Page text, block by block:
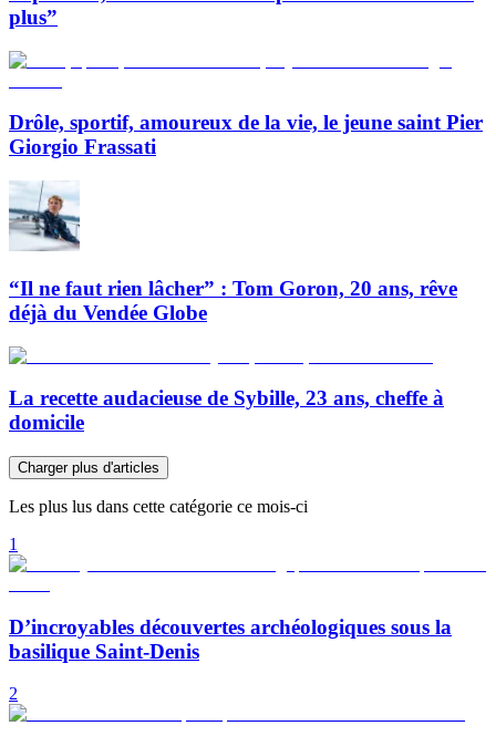
plus”
Drôle, sportif, amoureux de la vie, le jeune saint Pier
Giorgio Frassati
“Il ne faut rien lâcher” : Tom Goron, 20 ans, rêve
déjà du Vendée Globe
La recette audacieuse de Sybille, 23 ans, cheffe à
domicile
Charger plus d'articles
Les plus lus dans cette catégorie ce mois-ci
1
D’incroyables découvertes archéologiques sous la
basilique Saint-Denis
2